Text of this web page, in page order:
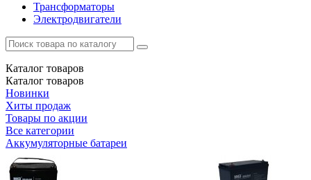
Трансформаторы
Электродвигатели
Каталог товаров
Каталог товаров
Новинки
Хиты продаж
Товары по акции
Все категории
Аккумуляторные батареи